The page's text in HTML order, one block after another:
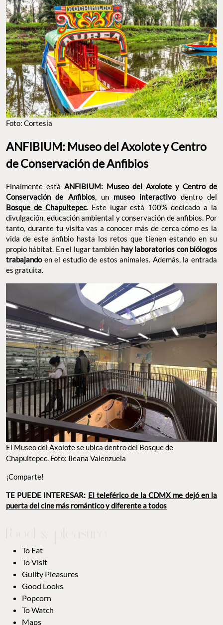
Foto: Cortesía
ANFIBIUM: Museo del Axolote y Centro
de Conservación de Anfibios
Finalmente está ANFIBIUM: Museo del Axolote y Centro de
Conservación de Anfibios, un museo interactivodentro del
Bosque de Chapultepec. Este lugar está 100% dedicado a la
divulgación, educación ambiental y conservación de anfibios. Por
tanto, durante tu visita vas a conocer más de cerca cómo es la
vida de este anfibio hasta los retos que tienen estando en su
propio hábitat. En el lugar también hay laboratorios con biólogos
trabajando en el estudio de estos animales. Además, la entrada
es gratuita.
El Museo del Axolote se ubica dentro del Bosque de
Chapultepec. Foto: Ileana Valenzuela
¡Comparte!
TE PUEDE INTERESAR: El teleférico de la CDMX me dejó en la
puerta del cine más romántico y diferente a todos
To Eat
To Visit
Guilty Pleasures
Good Looks
Popcorn
To Watch
Maps